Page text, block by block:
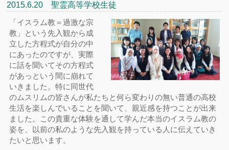
2015.6.20 聖霊高等学校生徒
「イスラム教＝過激な宗
教」という先入観から成
立した方程式が自分の中
にあったのですが、実際
に話を聞いてその方程式
があっという間に崩れて
いきました。特に同世代
のムスリムの皆さんが私たちと何ら変わりの無い普通の高校
生活を楽しんでいることを聞いて、親近感を持つことが出来
ました。この貴重な体験を通して学んだ本当のイスラム教の
姿を、以前の私のような先入観を持っている人に伝えていき
たいと思います。